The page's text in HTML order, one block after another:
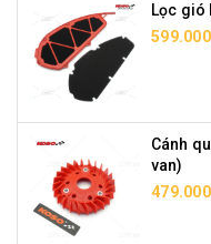
Lọc gió
Cánh
van)